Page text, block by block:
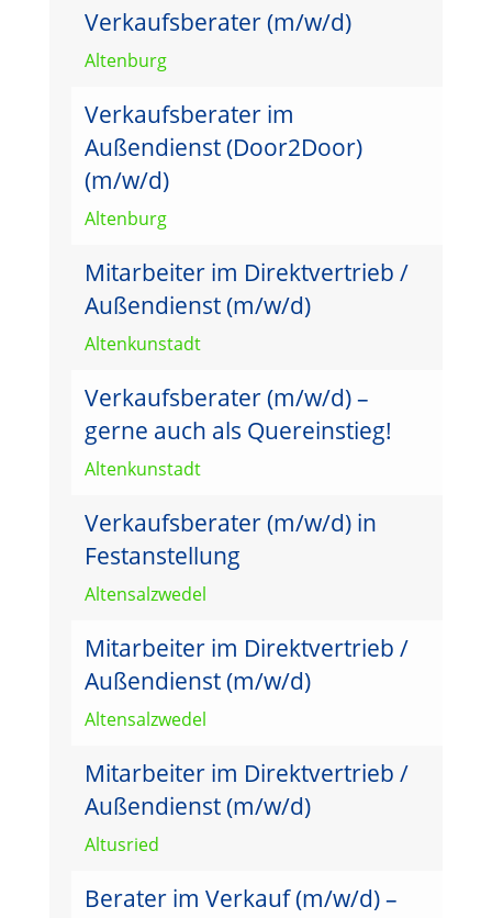
Verkaufsberater (m/w/d)
Altenburg
Verkaufsberater im
Außendienst (Door2Door)
(m/w/d)
Altenburg
Mitarbeiter im Direktvertrieb /
Außendienst (m/w/d)
Altenkunstadt
Verkaufsberater (m/w/d) –
gerne auch als Quereinstieg!
Altenkunstadt
Verkaufsberater (m/w/d) in
Festanstellung
Altensalzwedel
Mitarbeiter im Direktvertrieb /
Außendienst (m/w/d)
Altensalzwedel
Mitarbeiter im Direktvertrieb /
Außendienst (m/w/d)
Altusried
Berater im Verkauf (m/w/d) –